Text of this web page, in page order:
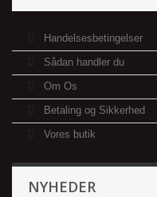
Handelsesbetingelser
Sådan handler du
Om Os
Betaling og Sikkerhed
Vores butik
NYHEDER